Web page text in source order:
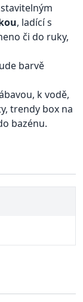
, ladící s
či do ruky,
barvě
k vodě,
trendy box na
bazénu.